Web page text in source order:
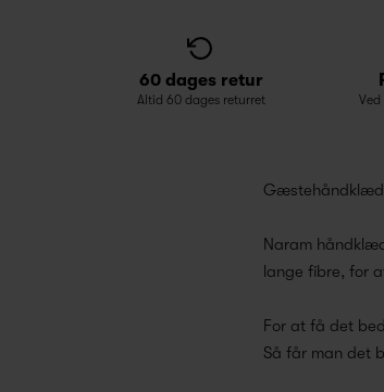
60 dages retur
Altid 60 dages returret
Naram
lange fibre, for
For at få det
Så får man det